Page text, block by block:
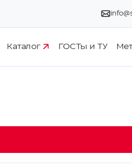
Каталог ГОСТы и ТУ